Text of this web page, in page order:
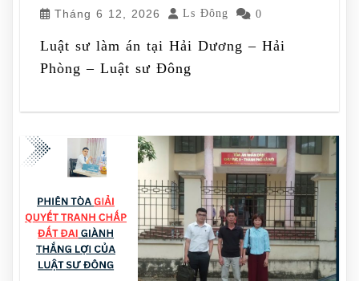
Tháng 6 12, 2026 Ls Đông 0
Luật sư làm án tại Hải Dương – Hải
Phòng – Luật sư Đông